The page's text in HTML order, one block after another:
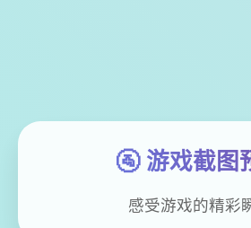
🚰 游戏截图
感受游戏的精彩